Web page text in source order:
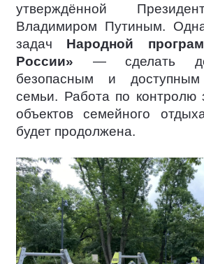
утверждённой
Владимиром Путиным.
задач Народной
России» — сделать
безопасным и
семьи. Работа по контролю
объектов семейного
будет продолжена.